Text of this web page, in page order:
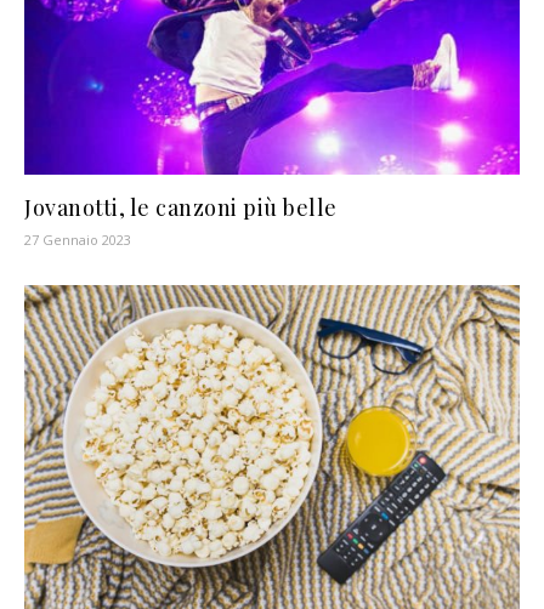
Jovanotti, le canzoni più belle
27 Gennaio 2023